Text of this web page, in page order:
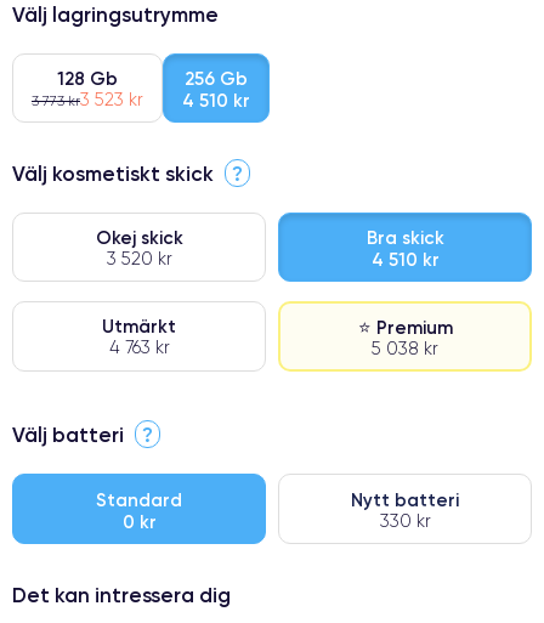
Välj lagringsutrymme
128 Gb
3 773 kr3 523 kr
256 Gb
4 510 kr
Välj kosmetiskt skick ?
Okej skick
3 520 kr
Bra skick
4 510 kr
Utmärkt
4 763 kr
⭐ Premium
5 038 kr
⭐ Premium
● Oklanderlig kvalitetsskärm
● Endast 5% av våra telefoner har premiumklassning
Välj batteri ?
Standard
0 kr
Nytt batteri
330 kr
Det kan intressera dig